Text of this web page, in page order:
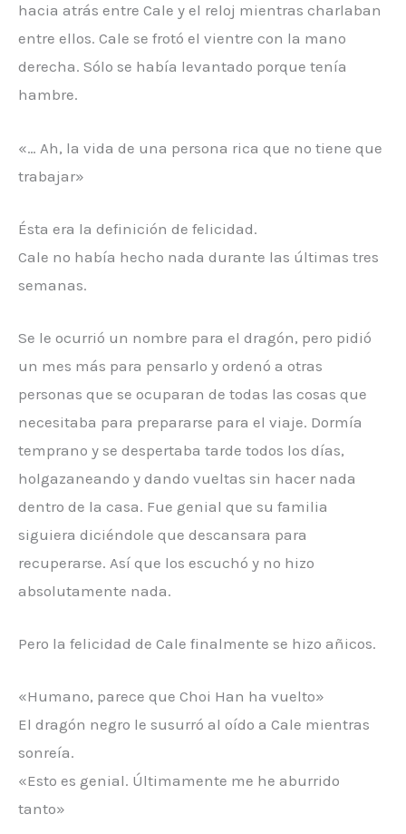
hacia atrás entre Cale y el reloj mientras charlaban
entre ellos. Cale se frotó el vientre con la mano
derecha. Sólo se había levantado porque tenía
hambre.
«… Ah, la vida de una persona rica que no tiene que
trabajar»
Ésta era la definición de felicidad.
Cale no había hecho nada durante las últimas tres
semanas.
Se le ocurrió un nombre para el dragón, pero pidió
un mes más para pensarlo y ordenó a otras
personas que se ocuparan de todas las cosas que
necesitaba para prepararse para el viaje. Dormía
temprano y se despertaba tarde todos los días,
holgazaneando y dando vueltas sin hacer nada
dentro de la casa. Fue genial que su familia
siguiera diciéndole que descansara para
recuperarse. Así que los escuchó y no hizo
absolutamente nada.
Pero la felicidad de Cale finalmente se hizo añicos.
«Humano, parece que Choi Han ha vuelto»
El dragón negro le susurró al oído a Cale mientras
sonreía.
«Esto es genial. Últimamente me he aburrido
tanto»